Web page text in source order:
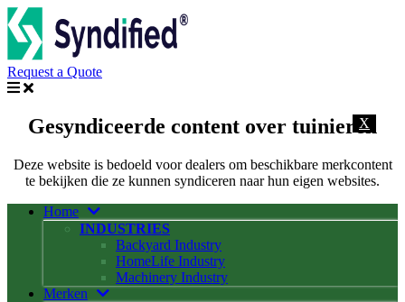
Request a Quote
X
Gesyndiceerde content over tuinieren
Deze website is bedoeld voor dealers om beschikbare merkcontent
te bekijken die ze kunnen syndiceren naar hun eigen websites.
Home
INDUSTRIES
Backyard Industry
HomeLife Industry
Machinery Industry
Merken